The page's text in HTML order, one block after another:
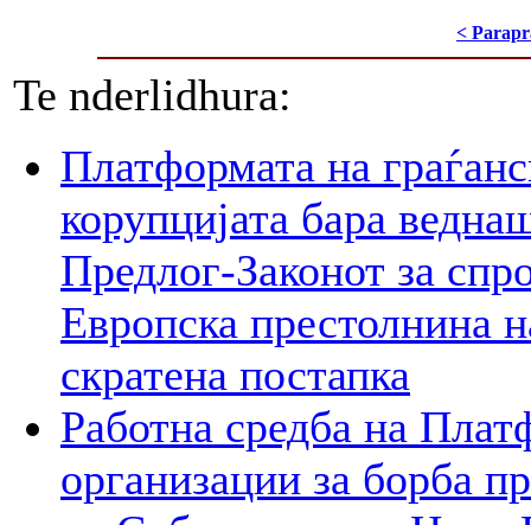
<
Te nderlidhura:
Платформата на
корупцијата бара
Предлог-Законот за
Европска престолнина
скратена постапка
Работна средба на
организации за борба